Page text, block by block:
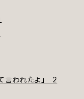
言われたよ」 2